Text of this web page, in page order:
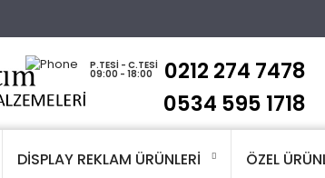
P.TESI - C.TESI
09:00 - 18:00
0212 274 7478
0534 595 1718
DİSPLAY REKLAM ÜRÜNLERİ ÖZEL